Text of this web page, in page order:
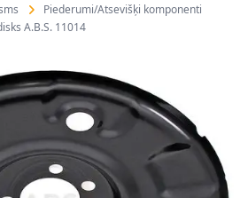
Piederumi/Atsevišķi komponenti
A.B.S. 11014